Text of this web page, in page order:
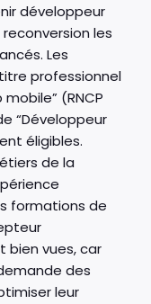
développeur
les
Les
professionnel
(RNCP
“Développeur
éligibles.
de la
formations de
bien vues, car
des
leur